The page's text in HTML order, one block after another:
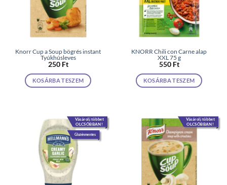
Knorr Cup a Soup bögrés instant
Tyúkhúsleves
250 Ft
KOSÁRBA TESZEM
KNORR Chili con Carne alap
XXL 75 g
550 Ft
KOSÁRBA TESZEM
Vásárolj többet
OLCSÓBBAN!
Gluténmentes
Vásárolj többet
OLCSÓBBAN!